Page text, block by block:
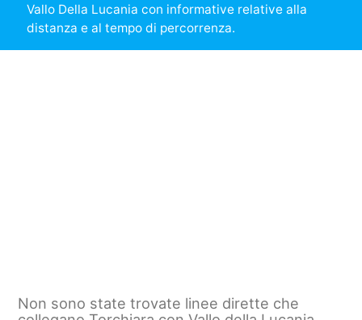
Vallo Della Lucania con informative relative alla
distanza e al tempo di percorrenza.
Non sono state trovate linee dirette che